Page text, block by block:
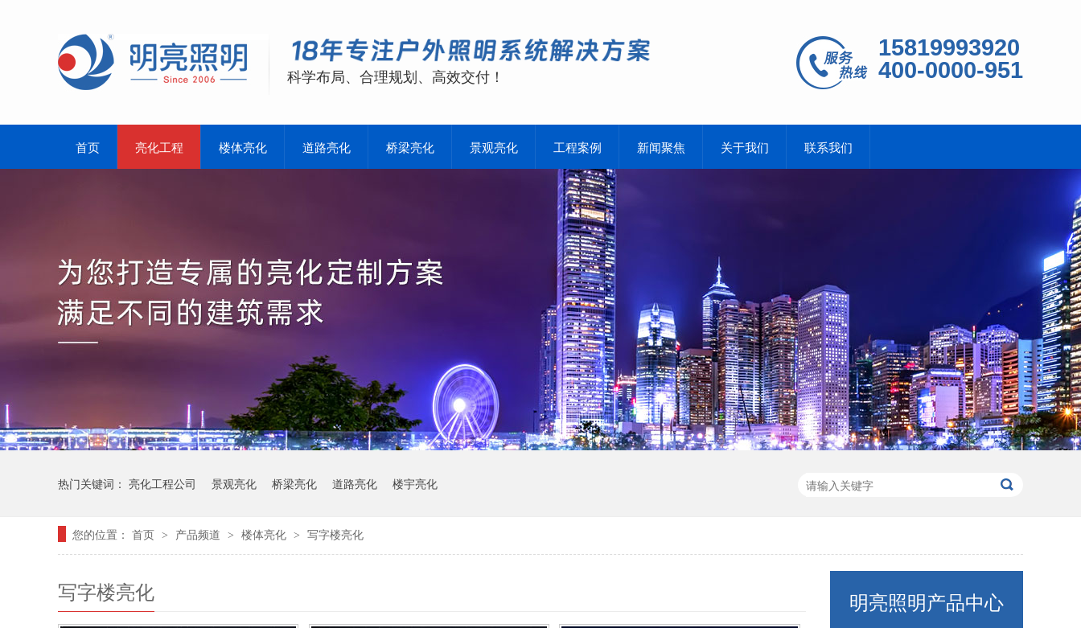
科学布局、合理规划、高效交付！
15819993920
400-0000-951
首页 亮化工程 楼体亮化 道路亮化 桥梁亮化 景观亮化 工程案例 新闻聚焦 关于我们 联系我们
热门关键词： 亮化工程公司 景观亮化 桥梁亮化 道路亮化 楼宇亮化
您的位置： 首页 > 产品频道 > 楼体亮化 > 写字楼亮化
写字楼亮化 明亮照明产品中心